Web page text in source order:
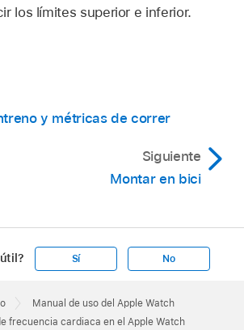
los límites superior e inferior.
y métricas de correr
Siguiente
Montar en bici
Sí No
Manual de uso del Apple Watch
frecuencia cardiaca en el Apple Watch